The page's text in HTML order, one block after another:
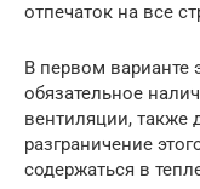
отпечаток на все
В первом варианте
обязательное
вентиляции, также
разграничение
содержаться в